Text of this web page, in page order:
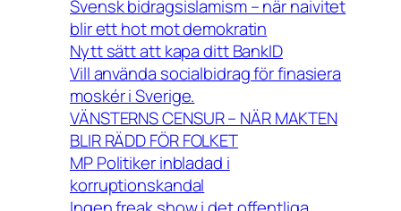
Svensk bidragsislamism – när naivitet
blir ett hot mot demokratin
Nytt sätt att kapa ditt BankID
Vill använda socialbidrag för finasiera
moskér i Sverige.
VÄNSTERNS CENSUR – NÄR MAKTEN
BLIR RÄDD FÖR FOLKET
MP Politiker inbladad i
korruptionskandal